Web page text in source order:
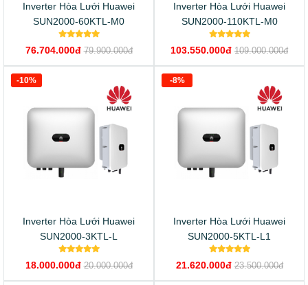
Inverter Hòa Lưới Huawei
SUN2000-60KTL-M0
76.704.000đ 79.900.000đ
Inverter Hòa Lưới Huawei
SUN2000-110KTL-M0
103.550.000đ 109.000.000đ
Inverter Hòa Lưới Huawei
SUN2000-3KTL-L
18.000.000đ 20.000.000đ
-10%
Inverter Hòa Lưới Huawei
SUN2000-5KTL-L1
21.620.000đ 23.500.000đ
-8%